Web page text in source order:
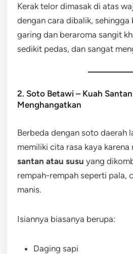
Kerak telor dimasak di atas
dengan cara dibalik, sehingga
garing dan beraroma sangit
sedikit pedas, dan sangat
2. Soto Betawi – Kuah
Menghangatkan
Berbeda dengan soto daerah
memiliki cita rasa kaya karena
santan atau susu yang
rempah-rempah seperti pala,
manis.
Isiannya biasanya berupa:
Daging sapi